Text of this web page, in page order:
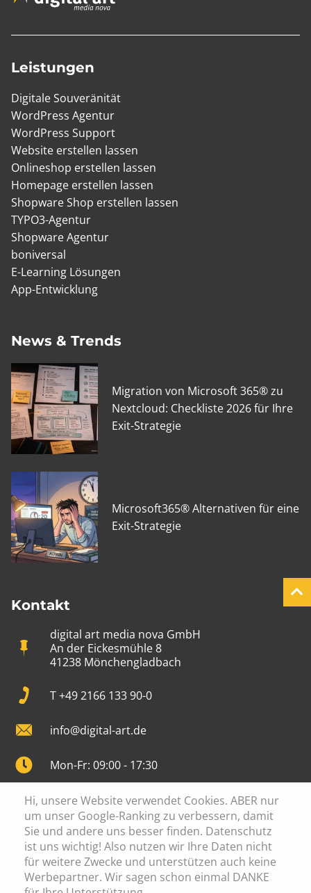
Leistungen
Digitale Souveränität
WordPress Agentur
WordPress Support
Website erstellen lassen
Onlineshop erstellen lassen
Homepage erstellen lassen
Shopware Shop erstellen lassen
TYPO3-Agentur
Shopware Agentur
boniversal
E-Learning Lösungen
App-Entwicklung
News & Trends
Migration von Microsoft 365® zu
Nextcloud: Checkliste 2026 für Ihre
Exit-Strategie
Microsoft365® Alternativen für eine
Exit-Strategie
Kontakt
digital art media nova GmbH
An der Eickesmühle 8
41238 Mönchengladbach
T +49 2166 133 90-0
info@digital-art.de
Mon-Fr: 09:00 - 17:30
Cookie Einstellung
Datenschutz
Impressum
Hi, unsere Website verwendet Cookies. ABER nur
um unser Google-Ranking zu verbessern, damit
Sie und andere uns besser finden. Datenschutz
ist uns wichtig! Also nutzen wir Ihre Daten nicht
für weitere Zwecke und unterstützen auch keine
Werbepartner. Wir sagen schon einmal DANKE